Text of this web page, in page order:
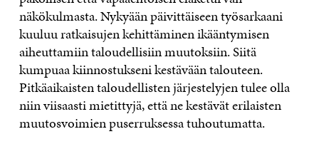
näkökulmasta. Nykyään päivittäiseen työsarkaani
kuuluu ratkaisujen kehittäminen ikääntymisen
aiheuttamiin taloudellisiin muutoksiin. Siitä
kumpuaa kiinnostukseni kestävään talouteen.
Pitkäaikaisten taloudellisten järjestelyjen tulee olla
niin viisaasti mietittyjä, että ne kestävät erilaisten
muutosvoimien puserruksessa tuhoutumatta.